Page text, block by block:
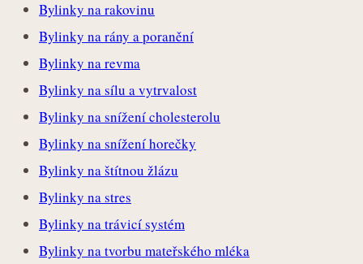
Bylinky na rakovinu
Bylinky na rány a poranění
Bylinky na revma
Bylinky na sílu a vytrvalost
Bylinky na snížení cholesterolu
Bylinky na snížení horečky
Bylinky na štítnou žlázu
Bylinky na stres
Bylinky na trávicí systém
Bylinky na tvorbu mateřského mléka